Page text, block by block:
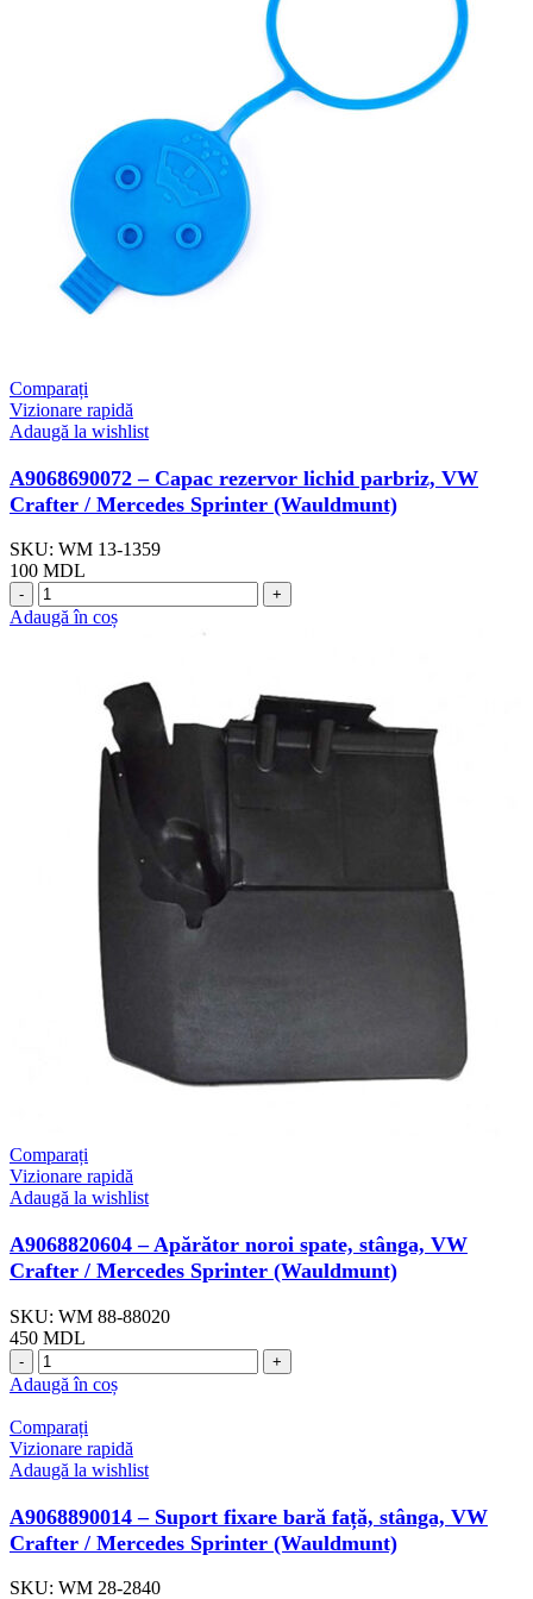
(Wauldmunt)
Comparați
Vizionare rapidă
Adaugă la wishlist
A9068690072 – Capac rezervor lichid parbriz, VW
Crafter / Mercedes Sprinter (Wauldmunt)
SKU: WM 13-1359
100 MDL
Cantitate
A9068690072
Mercedes
Adaugă în coș
Comparați
Vizionare rapidă
Adaugă la wishlist
A9068820604 – Apărător noroi spate, stânga, VW
Crafter / Mercedes Sprinter (Wauldmunt)
SKU: WM 88-88020
450 MDL
Cantitate
A9068820604
Apărător
noroi
spate,
stânga,
VW
Crafter
/
Sprinter
Adaugă în coș
Comparați
Vizionare rapidă
Adaugă la wishlist
A9068890014 – Suport fixare bară față, stânga, VW
Crafter / Mercedes Sprinter (Wauldmunt)
SKU: WM 28-2840